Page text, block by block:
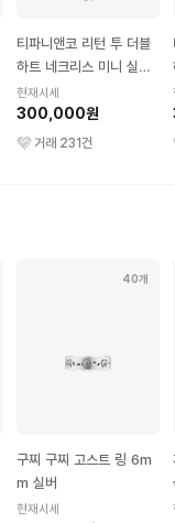
티파니앤코 리턴 투 더블
하트 네크리스 미니 실버
& 블루 에나멜
현재시세
300,000원
거래 231건
40개
구찌 구찌 고스트 링 6m
m 실버
현재시세